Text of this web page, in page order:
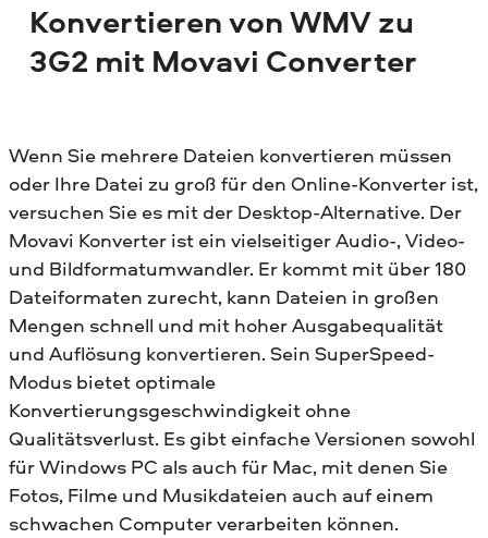
Konvertieren von WMV zu
3G2 mit Movavi Converter
Wenn Sie mehrere Dateien konvertieren müssen
oder Ihre Datei zu groß für den Online-Konverter ist,
versuchen Sie es mit der Desktop-Alternative. Der
Movavi Konverter ist ein vielseitiger Audio-, Video-
und Bildformatumwandler. Er kommt mit über 180
Dateiformaten zurecht, kann Dateien in großen
Mengen schnell und mit hoher Ausgabequalität
und Auflösung konvertieren. Sein SuperSpeed-
Modus bietet optimale
Konvertierungsgeschwindigkeit ohne
Qualitätsverlust. Es gibt einfache Versionen sowohl
für Windows PC als auch für Mac, mit denen Sie
Fotos, Filme und Musikdateien auch auf einem
schwachen Computer verarbeiten können.